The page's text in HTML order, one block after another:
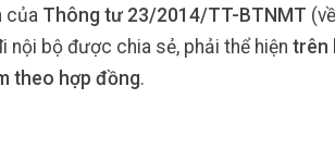
của Thông tư 23/2014/TT-BTNMT
nội bộ được chia sẻ, phải thể hiện trên
theo hợp đồng.